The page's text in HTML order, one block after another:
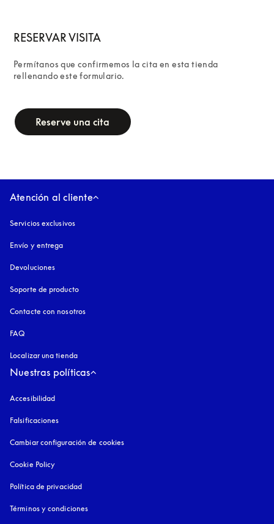
RESERVAR VISITA
Permítanos que confirmemos la cita en esta tienda
rellenando este formulario.
Reserve una cita
Atención al cliente
Servicios exclusivos
Envío y entrega
Devoluciones
Soporte de producto
Contacte con nosotros
FAQ
Localizar una tienda
Nuestras políticas
Accesibilidad
Falsificaciones
Cambiar configuración de cookies
Cookie Policy
Política de privacidad
Términos y condiciones